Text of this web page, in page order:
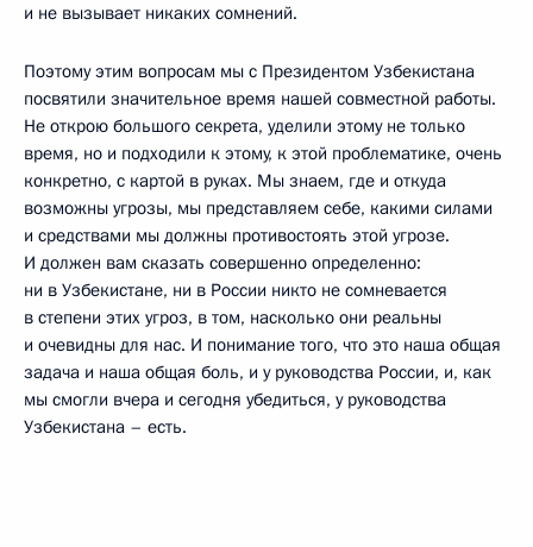
и не вызывает никаких сомнений.
Поэтому этим вопросам мы с Президентом Узбекистана
посвятили значительное время нашей совместной работы.
Не открою большого секрета, уделили этому не только
время, но и подходили к этому, к этой проблематике, очень
конкретно, с картой в руках. Мы знаем, где и откуда
возможны угрозы, мы представляем себе, какими силами
и средствами мы должны противостоять этой угрозе.
И должен вам сказать совершенно определенно:
ни в Узбекистане, ни в России никто не сомневается
в степени этих угроз, в том, насколько они реальны
и очевидны для нас. И понимание того, что это наша общая
задача и наша общая боль, и у руководства России, и, как
мы смогли вчера и сегодня убедиться, у руководства
Узбекистана – есть.